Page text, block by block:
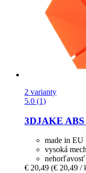
2 varianty
5.0 (1)
3DJAKE
made in EU
vysoká
€ 20,49 (€ 20,49 /